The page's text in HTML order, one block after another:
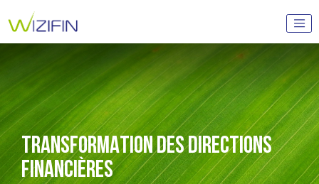
TRANSFORMATION DES DIRECTIONS
FINANCIÈRES